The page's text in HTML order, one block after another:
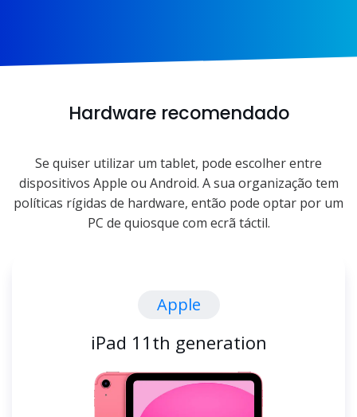
Hardware recomendado
Se quiser utilizar um tablet, pode escolher entre
dispositivos Apple ou Android. A sua organização tem
políticas rígidas de hardware, então pode optar por um
PC de quiosque com ecrã táctil.
Apple
iPad 11th generation